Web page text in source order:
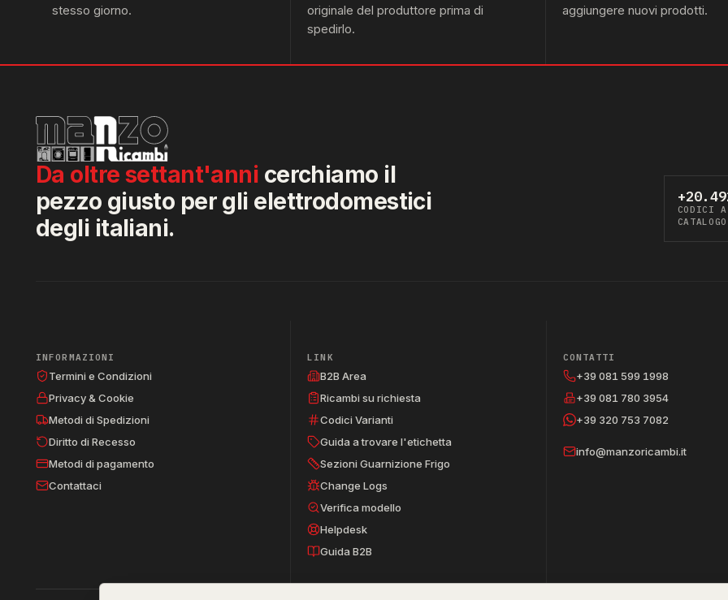
stesso giorno.
originale del produttore prima di
spedirlo.
aggiungere nuovi prodotti.
Da oltre settant'anni cerchiamo il
pezzo giusto per gli elettrodomestici
degli italiani.
CODICI A
CATALOGO
INFORMAZIONI
Termini e Condizioni
Privacy & Cookie
Metodi di Spedizioni
Diritto di Recesso
Metodi di pagamento
Contattaci
LINK
B2B Area
Ricambi su richiesta
Codici Varianti
Guida a trovare l'etichetta
Sezioni Guarnizione Frigo
Change Logs
Verifica modello
Helpdesk
Guida B2B
CONTATTI
+39 081 599 1998
+39 081 780 3954
+39 320 753 7082
info@manzoricambi.it